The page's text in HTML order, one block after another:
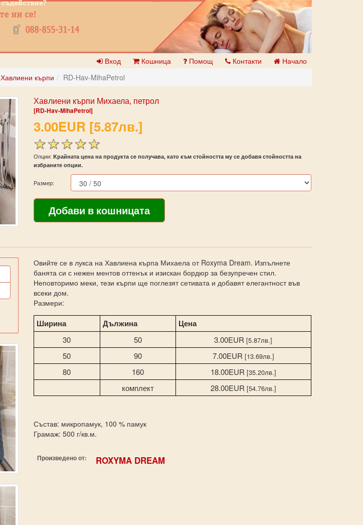
Вход Кошница Помощ Контакти Начало
Хавлиени кърпи RD-Hav-MihaPetrol
Хавлиени кърпи Михаела, петрол
[RD-Hav-MihaPetrol]
3.00EUR [5.87лв.]
Опции: Kрайната цена на продукта се получава, като към стойността му се добавя стойността на
избраните опции.
Размер:
Овийте се в лукса на Хавлиена кърпа Михаела от Roxyma Dream. Изпълнете
банята си с нежен ментов оттенък и изискан бордюр за безупречен стил.
Неповторимо меки, тези кърпи ще поглезят сетивата и добавят елегантност във
всеки дом.
Размери:
Ширина Дължина Цена
30 50 3.00EUR[5.87лв.]
50 90 7.00EUR [13.69лв.]
80 160 18.00EUR [35.20лв.]
комплект 28.00EUR [54.76лв.]
Състав: микропамук, 100 % памук
Грамаж: 500 г/кв.м.
Произведено от: ROXYMA DREAM